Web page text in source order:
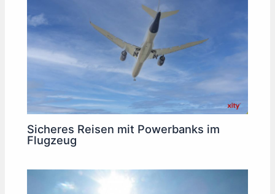
Sicheres Reisen mit Powerbanks im
Flugzeug